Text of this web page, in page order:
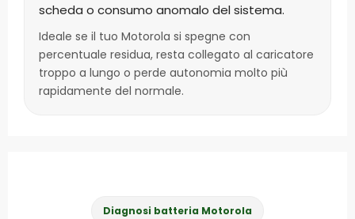
scheda o consumo anomalo del sistema.
Ideale se il tuo Motorola si spegne con
percentuale residua, resta collegato al caricatore
troppo a lungo o perde autonomia molto più
rapidamente del normale.
Diagnosi batteria Motorola